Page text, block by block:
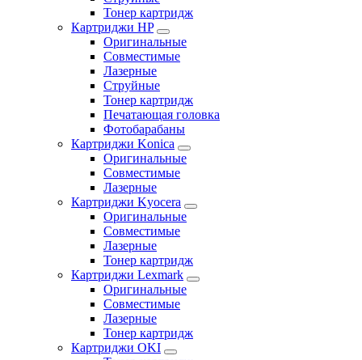
Тонер картридж
Картриджи HP
Оригинальные
Совместимые
Лазерные
Струйные
Тонер картридж
Печатающая головка
Фотобарабаны
Картриджи Konica
Оригинальные
Совместимые
Лазерные
Картриджи Kyocera
Оригинальные
Совместимые
Лазерные
Тонер картридж
Картриджи Lexmark
Оригинальные
Совместимые
Лазерные
Тонер картридж
Картриджи OKI